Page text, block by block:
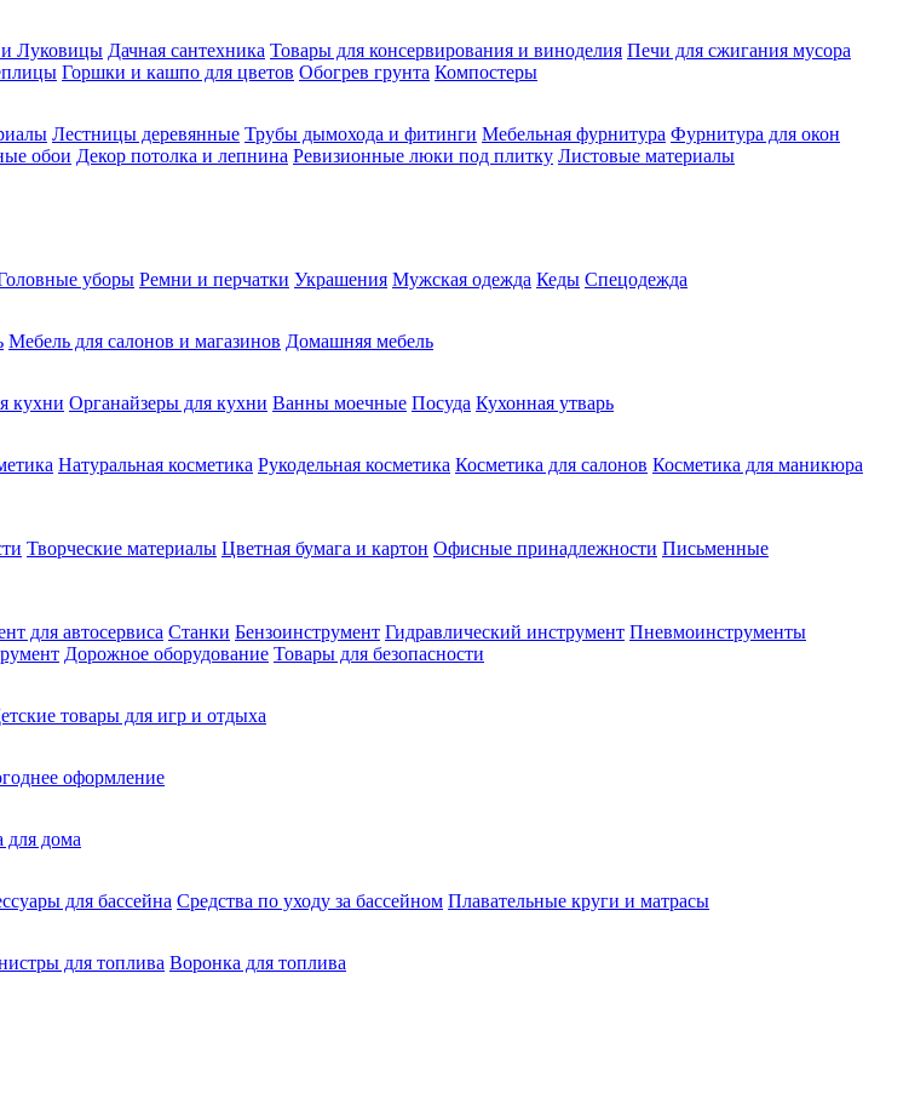
Луковицы Дачная сантехника Товары для консервирования и виноделия Печи для сжигания мусора
Горшки и кашпо для цветов Обогрев грунта Компостеры
Лестницы деревянные Трубы дымохода и фитинги Мебельная фурнитура Фурнитура для окон
обои Декор потолка и лепнина Ревизионные люки под плитку Листовые материалы
уборы Ремни и перчатки Украшения Мужская одежда Кеды Спецодежда
Мебель для салонов и магазинов Домашняя мебель
кухни Органайзеры для кухни Ванны моечные Посуда Кухонная утварь
Натуральная косметика Рукодельная косметика Косметика для салонов Косметика для маникюра
Творческие материалы Цветная бумага и картон Офисные принадлежности Письменные
для автосервиса Станки Бензоинструмент Гидравлический инструмент Пневмоинструменты
Дорожное оборудование Товары для безопасности
товары для игр и отдыха
оформление
для дома
для бассейна Средства по уходу за бассейном Плавательные круги и матрасы
для топлива Воронка для топлива